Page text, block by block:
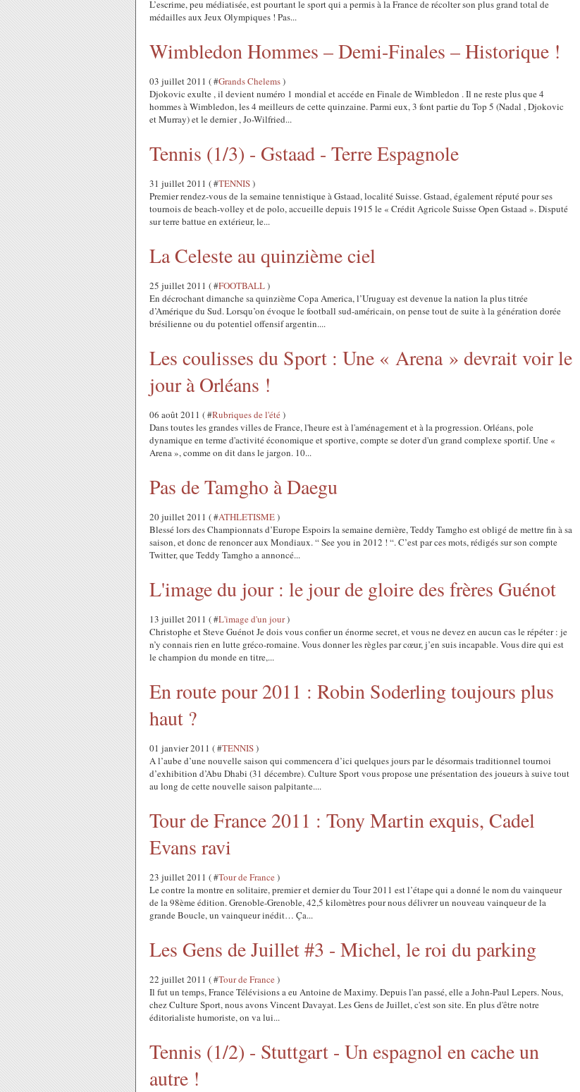
L’escrime, peu médiatisée, est pourtant le sport qui a permis à la France de récolter son plus grand total de
médailles aux Jeux Olympiques ! Pas...
Wimbledon Hommes – Demi-Finales – Historique !
03 juillet 2011 ( #Grands Chelems)
Djokovic exulte , il devient numéro 1 mondial et accéde en Finale de Wimbledon . Il ne reste plus que 4
hommes à Wimbledon, les 4 meilleurs de cette quinzaine. Parmi eux, 3 font partie du Top 5 (Nadal , Djokovic
et Murray) et le dernier , Jo-Wilfried...
Tennis (1/3) - Gstaad - Terre Espagnole
31 juillet 2011 ( #TENNIS)
Premier rendez-vous de la semaine tennistique à Gstaad, localité Suisse. Gstaad, également réputé pour ses
tournois de beach-volley et de polo, accueille depuis 1915 le « Crédit Agricole Suisse Open Gstaad ». Disputé
sur terre battue en extérieur, le...
La Celeste au quinzième ciel
25 juillet 2011 ( #FOOTBALL)
En décrochant dimanche sa quinzième Copa America, l’Uruguay est devenue la nation la plus titrée
d’Amérique du Sud. Lorsqu’on évoque le football sud-américain, on pense tout de suite à la génération dorée
brésilienne ou du potentiel offensif argentin....
Les coulisses du Sport : Une « Arena » devrait voir le
jour à Orléans !
06 août 2011 ( #Rubriques de l'été)
Dans toutes les grandes villes de France, l'heure est à l'aménagement et à la progression. Orléans, pole
dynamique en terme d'activité économique et sportive, compte se doter d'un grand complexe sportif. Une «
Arena », comme on dit dans le jargon. 10...
Pas de Tamgho à Daegu
20 juillet 2011 ( #ATHLETISME)
Blessé lors des Championnats d’Europe Espoirs la semaine dernière, Teddy Tamgho est obligé de mettre fin à sa
saison, et donc de renoncer aux Mondiaux. “ See you in 2012 ! “. C’est par ces mots, rédigés sur son compte
Twitter, que Teddy Tamgho a annoncé...
L'image du jour : le jour de gloire des frères Guénot
13 juillet 2011 ( #L'image d'un jour)
Christophe et Steve Guénot Je dois vous confier un énorme secret, et vous ne devez en aucun cas le répéter : je
n’y connais rien en lutte gréco-romaine. Vous donner les règles par cœur, j’en suis incapable. Vous dire qui est
le champion du monde en titre,...
En route pour 2011 : Robin Soderling toujours plus
haut ?
01 janvier 2011 ( #TENNIS)
A l’aube d’une nouvelle saison qui commencera d’ici quelques jours par le désormais traditionnel tournoi
d’exhibition d’Abu Dhabi (31 décembre). Culture Sport vous propose une présentation des joueurs à suive tout
au long de cette nouvelle saison palpitante....
Tour de France 2011 : Tony Martin exquis, Cadel
Evans ravi
23 juillet 2011 ( #Tour de France)
Le contre la montre en solitaire, premier et dernier du Tour 2011 est l’étape qui a donné le nom du vainqueur
de la 98ème édition. Grenoble-Grenoble, 42,5 kilomètres pour nous délivrer un nouveau vainqueur de la
grande Boucle, un vainqueur inédit… Ça...
Les Gens de Juillet #3 - Michel, le roi du parking
22 juillet 2011 ( #Tour de France)
Il fut un temps, France Télévisions a eu Antoine de Maximy. Depuis l'an passé, elle a John-Paul Lepers. Nous,
chez Culture Sport, nous avons Vincent Davayat. Les Gens de Juillet, c'est son site. En plus d'être notre
éditorialiste humoriste, on va lui...
Tennis (1/2) - Stuttgart - Un espagnol en cache un
autre !